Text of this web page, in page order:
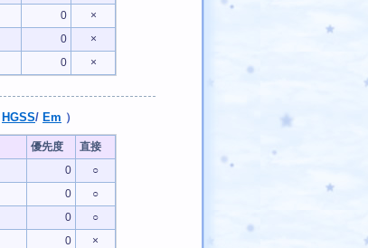
0
×
0
×
0
×
HGSS/ Em ）
優先度
直接
0
○
0
○
0
○
0
×